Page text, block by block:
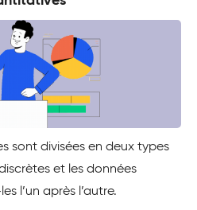
sont divisées en deux types
et les données
l’un après l’autre.